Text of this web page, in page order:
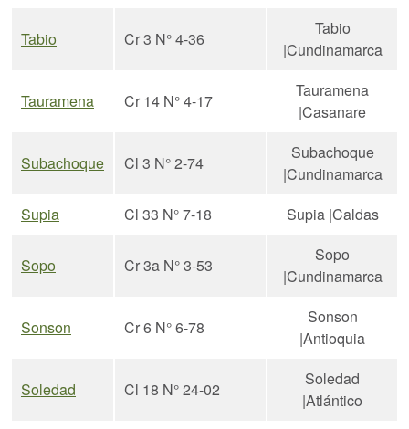
Tabio Cr 3 N° 4-36
Tabio
|Cundinamarca
Tauramena Cr 14 N° 4-17
Tauramena
|Casanare
Subachoque Cl 3 N° 2-74
Subachoque
|Cundinamarca
Supia
Cl 33 N° 7-18 Supia |Caldas
Sopo Cr 3a N° 3-53
Sopo
|Cundinamarca
Sonson Cr 6 N° 6-78
Sonson
|Antioquia
Soledad Cl 18 N° 24-02
Soledad
|Atlántico